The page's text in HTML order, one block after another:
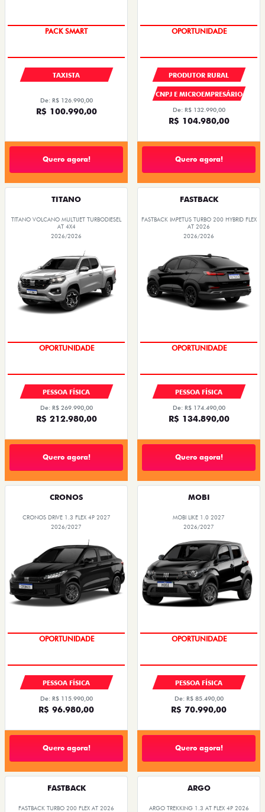
PACK SMART
TAXISTA
De: R$ 126.990,00
R$ 100.990,00
Quero agora!
OPORTUNIDADE
PRODUTOR RURAL
CNPJ E MICROEMPRESÁRIO
De: R$ 132.990,00
R$ 104.980,00
Quero agora!
TITANO
TITANO VOLCANO MULTIJET TURBODIESEL
AT 4X4
2026/2026
OPORTUNIDADE
PESSOA FÍSICA
De: R$ 269.990,00
R$ 212.980,00
Quero agora!
FASTBACK
FASTBACK IMPETUS TURBO 200 HYBRID FLEX
AT 2026
2026/2026
OPORTUNIDADE
PESSOA FÍSICA
De: R$ 174.490,00
R$ 134.890,00
Quero agora!
CRONOS
CRONOS DRIVE 1.3 FLEX 4P 2027
2026/2027
OPORTUNIDADE
PESSOA FÍSICA
De: R$ 115.990,00
R$ 96.980,00
Quero agora!
MOBI
MOBI LIKE 1.0 2027
2026/2027
OPORTUNIDADE
PESSOA FÍSICA
De: R$ 85.490,00
R$ 70.990,00
Quero agora!
FASTBACK
FASTBACK TURBO 200 FLEX AT 2026
ARGO
ARGO TREKKING 1.3 AT FLEX 4P 2026